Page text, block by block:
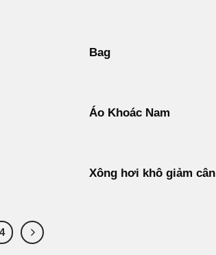
Bag
Áo Khoác Nam
Xông hơi khô giảm cân
4